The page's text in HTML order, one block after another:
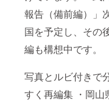
報告（備前編）」
国を予定し、その
編も構想中です。
写真とルビ付きで
すく再編集 ・岡山